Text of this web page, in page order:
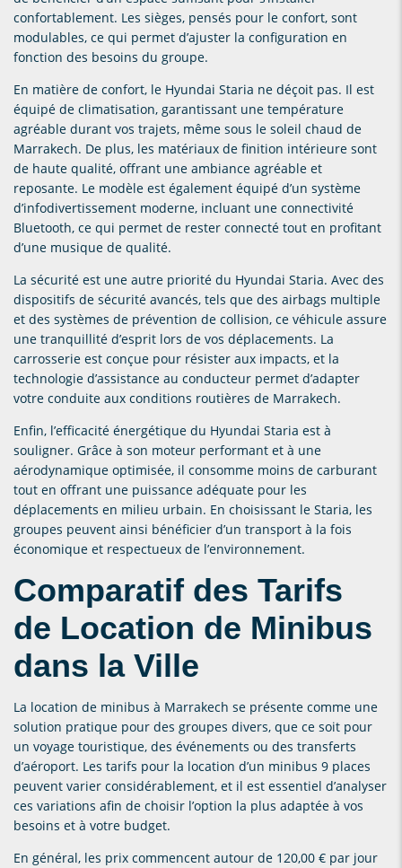
confortablement. Les sièges, pensés pour le confort, sont
modulables, ce qui permet d’ajuster la configuration en
fonction des besoins du groupe.
En matière de confort, le Hyundai Staria ne déçoit pas. Il est
équipé de climatisation, garantissant une température
agréable durant vos trajets, même sous le soleil chaud de
Marrakech. De plus, les matériaux de finition intérieure sont
de haute qualité, offrant une ambiance agréable et
reposante. Le modèle est également équipé d’un système
d’infodivertissement moderne, incluant une connectivité
Bluetooth, ce qui permet de rester connecté tout en profitant
d’une musique de qualité.
La sécurité est une autre priorité du Hyundai Staria. Avec des
dispositifs de sécurité avancés, tels que des airbags multiple
et des systèmes de prévention de collision, ce véhicule assure
une tranquillité d’esprit lors de vos déplacements. La
carrosserie est conçue pour résister aux impacts, et la
technologie d’assistance au conducteur permet d’adapter
votre conduite aux conditions routières de Marrakech.
Enfin, l’efficacité énergétique du Hyundai Staria est à
souligner. Grâce à son moteur performant et à une
aérodynamique optimisée, il consomme moins de carburant
tout en offrant une puissance adéquate pour les
déplacements en milieu urbain. En choisissant le Staria, les
groupes peuvent ainsi bénéficier d’un transport à la fois
économique et respectueux de l’environnement.
Comparatif des Tarifs
de Location de Minibus
dans la Ville
La location de minibus à Marrakech se présente comme une
solution pratique pour des groupes divers, que ce soit pour
un voyage touristique, des événements ou des transferts
d’aéroport. Les tarifs pour la location d’un minibus 9 places
peuvent varier considérablement, et il est essentiel d’analyser
ces variations afin de choisir l’option la plus adaptée à vos
besoins et à votre budget.
En général, les prix commencent autour de 120,00 € par jour